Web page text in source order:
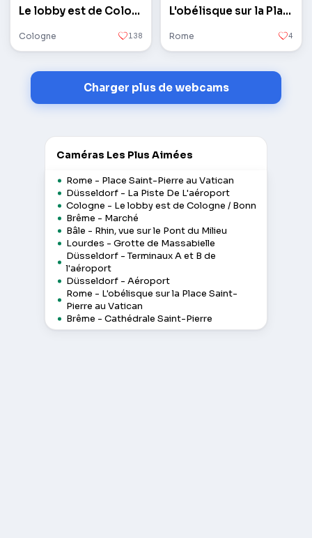
Le lobby est de Cologne / Bonn
Cologne 138
L'obélisque sur la Place Saint-Pierre au Vatican
Rome 4
Charger plus de webcams
Caméras Les Plus Aimées
Rome - Place Saint-Pierre au Vatican
Düsseldorf - La Piste De L'aéroport
Cologne - Le lobby est de Cologne / Bonn
Brême - Marché
Bâle - Rhin, vue sur le Pont du Milieu
Lourdes - Grotte de Massabielle
Düsseldorf - Terminaux A et B de
l'aéroport
Düsseldorf - Aéroport
Rome - L'obélisque sur la Place Saint-
Pierre au Vatican
Brême - Cathédrale Saint-Pierre